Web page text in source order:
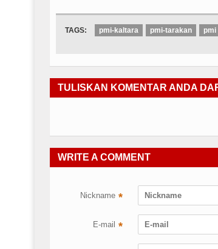
TAGS: pmi-kaltara pmi-tarakan pmi
TULISKAN KOMENTAR ANDA
WRITE A COMMENT
Nickname *
E-mail *